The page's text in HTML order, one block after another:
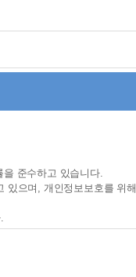
준수하고 있습니다.
있으며, 개인정보보호를 위